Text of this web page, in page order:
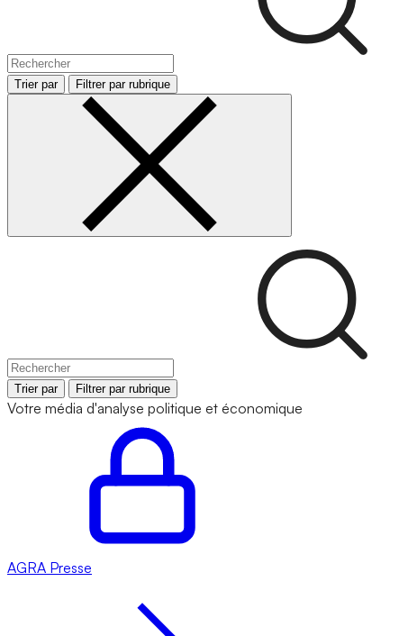
Trier par Filtrer par rubrique
Trier par Filtrer par rubrique
Votre média d'analyse politique et économique
AGRA Presse